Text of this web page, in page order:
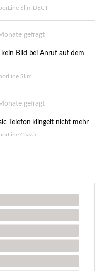
Slim DECT
kein Bild bei Anruf auf dem
gefragt
Slim
Telefon klingelt nicht mehr
gefragt
Classic